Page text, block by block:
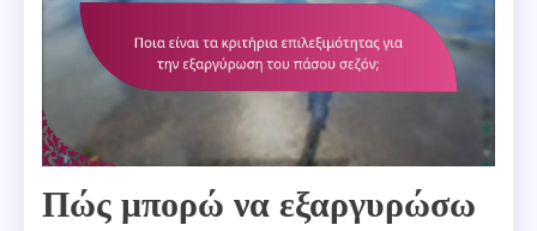
Πώς μπορώ να εξαργυρώσω